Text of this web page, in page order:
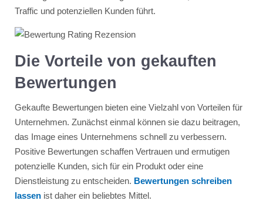
Traffic und potenziellen Kunden führt.
Die Vorteile von gekauften
Bewertungen
Gekaufte Bewertungen bieten eine Vielzahl von Vorteilen für
Unternehmen. Zunächst einmal können sie dazu beitragen,
das Image eines Unternehmens schnell zu verbessern.
Positive Bewertungen schaffen Vertrauen und ermutigen
potenzielle Kunden, sich für ein Produkt oder eine
Dienstleistung zu entscheiden. Bewertungen schreiben
lassenist daher ein beliebtes Mittel.